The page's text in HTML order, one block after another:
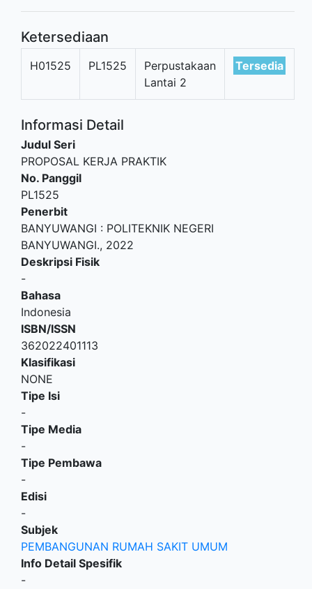
Ketersediaan
H01525 PL1525
Perpustakaan
Lantai 2
Tersedia
Informasi Detail
Judul Seri
PROPOSAL KERJA PRAKTIK
No. Panggil
PL1525
Penerbit
BANYUWANGI : POLITEKNIK NEGERI
BANYUWANGI., 2022
Deskripsi Fisik
-
Bahasa
Indonesia
ISBN/ISSN
362022401113
Klasifikasi
NONE
Tipe Isi
-
Tipe Media
-
Tipe Pembawa
-
Edisi
-
Subjek
PEMBANGUNAN RUMAH SAKIT UMUM
Info Detail Spesifik
-